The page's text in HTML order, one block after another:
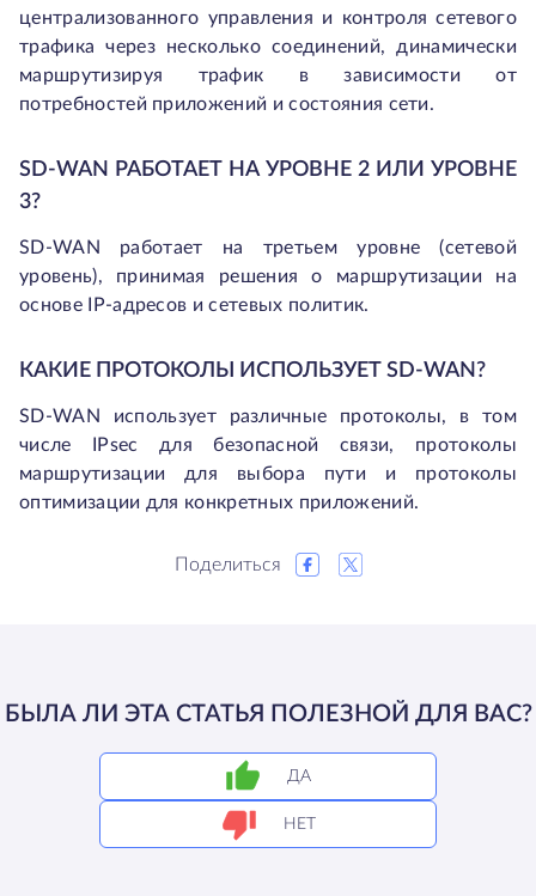
централизованного управления и контроля сетевого
трафика через несколько соединений, динамически
маршрутизируя трафик в зависимости от
потребностей приложений и состояния сети.
SD-WAN РАБОТАЕТ НА УРОВНЕ 2 ИЛИ УРОВНЕ
3?
SD-WAN работает на третьем уровне (сетевой
уровень), принимая решения о маршрутизации на
основе IP-адресов и сетевых политик.
КАКИЕ ПРОТОКОЛЫ ИСПОЛЬЗУЕТ SD-WAN?
SD-WAN использует различные протоколы, в том
числе IPsec для безопасной связи, протоколы
маршрутизации для выбора пути и протоколы
оптимизации для конкретных приложений.
Поделиться
БЫЛА ЛИ ЭТА СТАТЬЯ ПОЛЕЗНОЙ ДЛЯ ВАС?
ДА
НЕТ